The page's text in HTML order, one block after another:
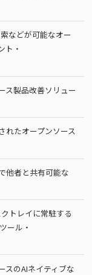
などが可能なオー
ト・
ス製品改善ソリュー
れたオープンソース
他者と共有可能な
トレイに常駐する
ール・
スのAIネイティブな